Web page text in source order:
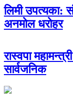
लिमी उपत्यका:
अनमोल धरोहर
रास्वपा
सार्वजनिक